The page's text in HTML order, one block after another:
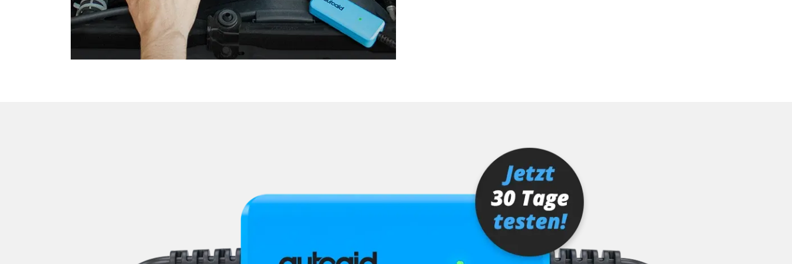
Motorsteuerung (EMS)
Navigationssystem
Niveauregulierung
Oben-, Hinten-, Seitenkamera (TRSVC)
Sitzelektronik Beifahrer
Sitzheizung